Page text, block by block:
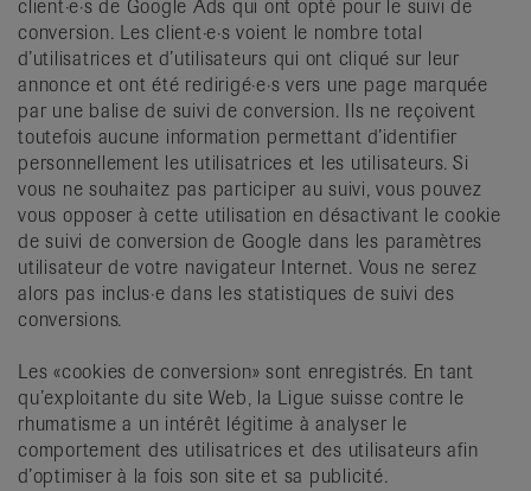
client·e·s de Google Ads qui ont opté pour le suivi de
conversion. Les client·e·s voient le nombre total
d’utilisatrices et d’utilisateurs qui ont cliqué sur leur
annonce et ont été redirigé·e·s vers une page marquée
par une balise de suivi de conversion. Ils ne reçoivent
toutefois aucune information permettant d’identifier
personnellement les utilisatrices et les utilisateurs. Si
vous ne souhaitez pas participer au suivi, vous pouvez
vous opposer à cette utilisation en désactivant le cookie
de suivi de conversion de Google dans les paramètres
utilisateur de votre navigateur Internet. Vous ne serez
alors pas inclus·e dans les statistiques de suivi des
conversions.
Les «cookies de conversion» sont enregistrés. En tant
qu’exploitante du site Web, la Ligue suisse contre le
rhumatisme a un intérêt légitime à analyser le
comportement des utilisatrices et des utilisateurs afin
d’optimiser à la fois son site et sa publicité.